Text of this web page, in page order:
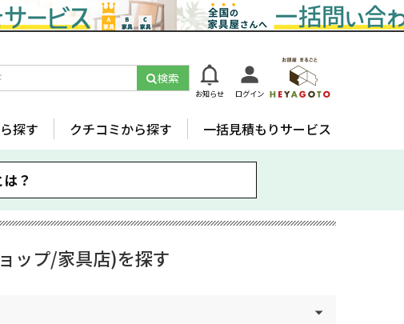
検索
お知らせ ログイン
探す クチコミから探す 一括見積もりサービス
？
ップ/家具店)を探す